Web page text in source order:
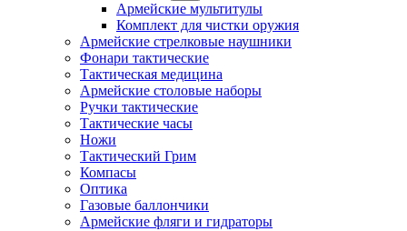
Армейские мультитулы
Комплект для чистки оружия
Армейские стрелковые наушники
Фонари тактические
Тактическая медицина
Армейские столовые наборы
Ручки тактические
Тактические часы
Ножи
Тактический Грим
Компасы
Оптика
Газовые баллончики
Армейские фляги и гидраторы